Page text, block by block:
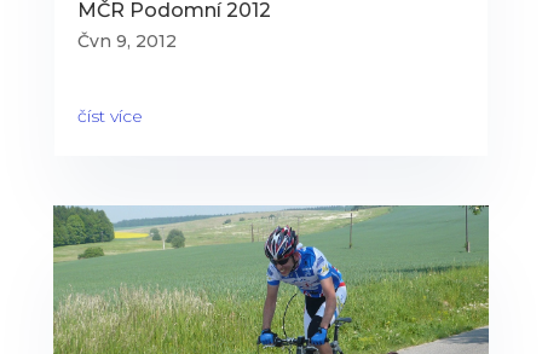
MČR Podomní 2012
Čvn 9, 2012
číst více